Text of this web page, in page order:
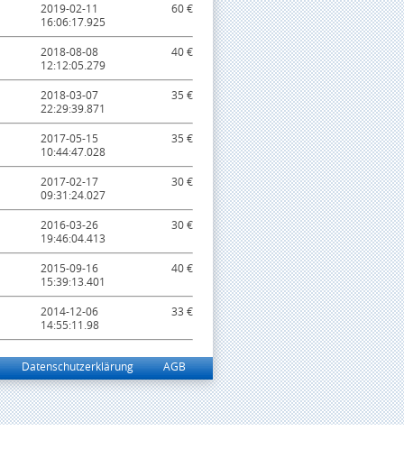
2019-02-11
16:06:17.925
60 €
2018-08-08
12:12:05.279
40 €
2018-03-07
22:29:39.871
35 €
2017-05-15
10:44:47.028
35 €
2017-02-17
09:31:24.027
30 €
2016-03-26
19:46:04.413
30 €
2015-09-16
15:39:13.401
40 €
2014-12-06
14:55:11.98
33 €
Datenschutzerklärung AGB